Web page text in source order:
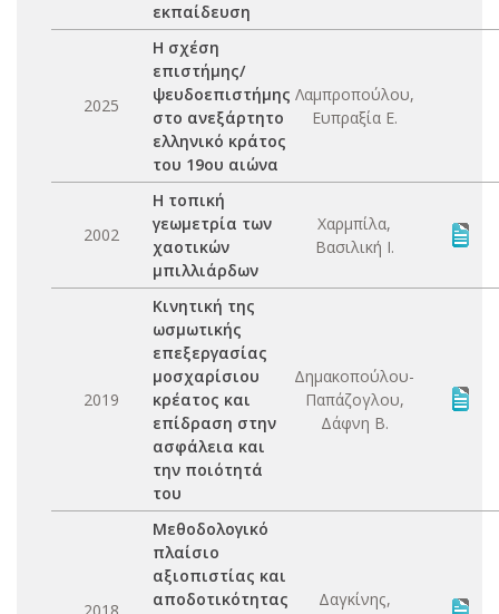
εκπαίδευση
2025
Η σχέση
επιστήμης/
ψευδοεπιστήμης
στο ανεξάρτητο
ελληνικό κράτος
του 19ου αιώνα
Λαμπροπούλου,
Ευπραξία Ε.
2002
Η τοπική
γεωμετρία των
χαοτικών
μπιλλιάρδων
Χαρμπίλα,
Βασιλική Ι.
2019
Κινητική της
ωσμωτικής
επεξεργασίας
μοσχαρίσιου
κρέατος και
επίδραση στην
ασφάλεια και
την ποιότητά
του
Δημακοπούλου-
Παπάζογλου,
Δάφνη Β.
Μεθοδολογικό
πλαίσιο
αξιοπιστίας και
αποδοτικότητας
Δαγκίνης,